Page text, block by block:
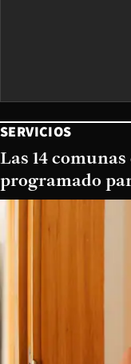
SERVICIOS
Las 14
programado